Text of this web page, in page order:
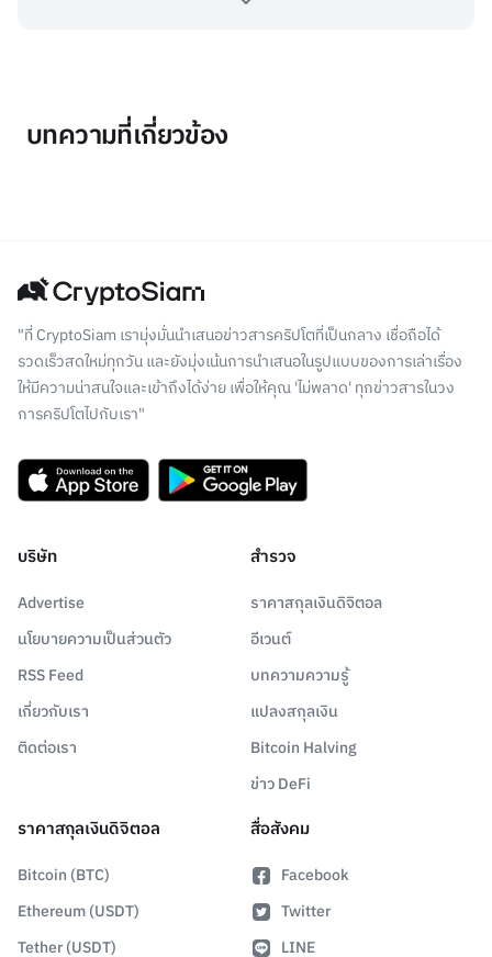
บทความที่เกี่ยวข้อง
"ที่ CryptoSiam เรามุ่งมั่นนำเสนอข่าวสารคริปโตที่เป็นกลาง เชื่อถือได้
รวดเร็วสดใหม่ทุกวัน และยังมุ่งเน้นการนำเสนอในรูปแบบของการเล่าเรื่อง
ให้มีความน่าสนใจและเข้าถึงได้ง่าย เพื่อให้คุณ 'ไม่พลาด' ทุกข่าวสารในวง
การคริปโตไปกับเรา"
บริษัท
Advertise
นโยบายความเป็นส่วนตัว
RSS Feed
เกี่ยวกับเรา
ติดต่อเรา
สำรวจ
ราคาสกุลเงินดิจิตอล
อีเวนต์
บทความความรู้
แปลงสกุลเงิน
Bitcoin Halving
ข่าว DeFi
ราคาสกุลเงินดิจิตอล
Bitcoin (BTC)
Ethereum (USDT)
Tether (USDT)
สื่อสังคม
Facebook
Twitter
LINE